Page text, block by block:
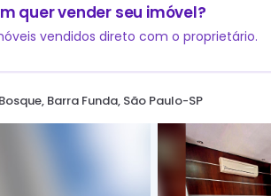
quer vender seu imóvel?
vendidos direto com o proprietário.
Barra Funda, São Paulo-SP